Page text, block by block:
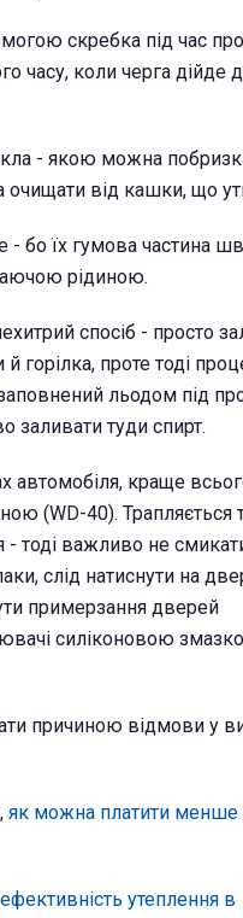
скребка під час
часу, коли черга дійде
- якою можна
очищати від кашки, що
- бо їх гумова частина
рідиною.
спосіб - просто
горілка, проте тоді
льодом під
заливати туди спирт.
автомобіля, краще
(WD-40). Трапляється
тоді важливо не
слід натиснути на
примерзання дверей
силіконовою
причиною відмови у
як можна платити менше
утеплення в